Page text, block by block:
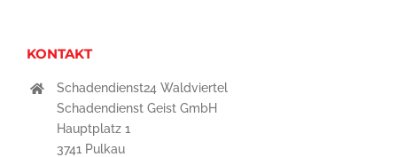
KONTAKT
Schadendienst24 Waldviertel
Schadendienst Geist GmbH
Hauptplatz 1
3741 Pulkau